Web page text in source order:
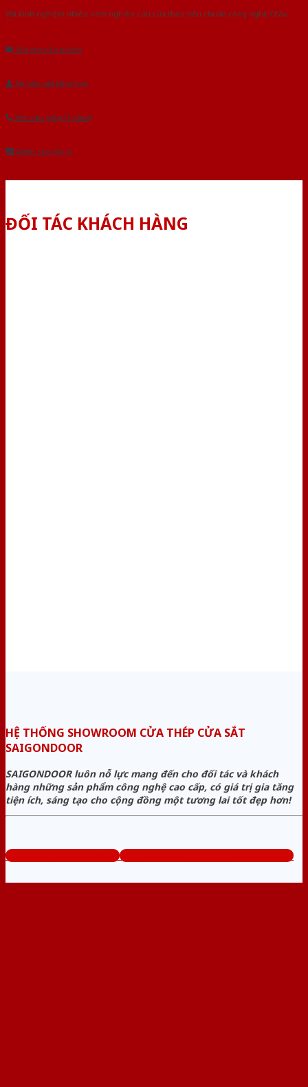
Với kinh nghiệm nhiêu năm nghiên cứu cửa theo tiêu chuẩn công nghệ Châu
Gửi yêu cầu tư vấn
Tải báo giá tổng hợp
Yêu cầu gọi lại (3 phút)
Dành cho đại lý
ĐỐI TÁC KHÁCH HÀNG
HỆ THỐNG SHOWROOM CỬA THÉP CỬA SẮT
SAIGONDOOR
SAIGONDOOR luôn nỗ lực mang đến cho đối tác và khách
hàng những sản phẩm công nghệ cao cấp, có giá trị gia tăng
tiện ích, sáng tạo cho cộng đồng một tương lai tốt đẹp hơn!
www.cuathepcuasat.com Tổng đài tư vấn miễn phí: 0824.400.400